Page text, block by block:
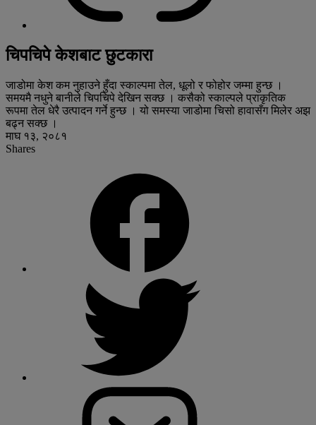
चिपचिपे केशबाट छुटकारा
जाडोमा केश कम नुहाउने हुँदा स्काल्पमा तेल, धूलो र फोहोर जम्मा हुन्छ ।
समयमै नधुने बानीले चिपचिपे देखिन सक्छ । कसैको स्काल्पले प्राकृतिक
रूपमा तेल धेरै उत्पादन गर्ने हुन्छ । यो समस्या जाडोमा चिसो हावासँग मिलेर अझ
बढ्न सक्छ ।
माघ १३, २०८१
Shares